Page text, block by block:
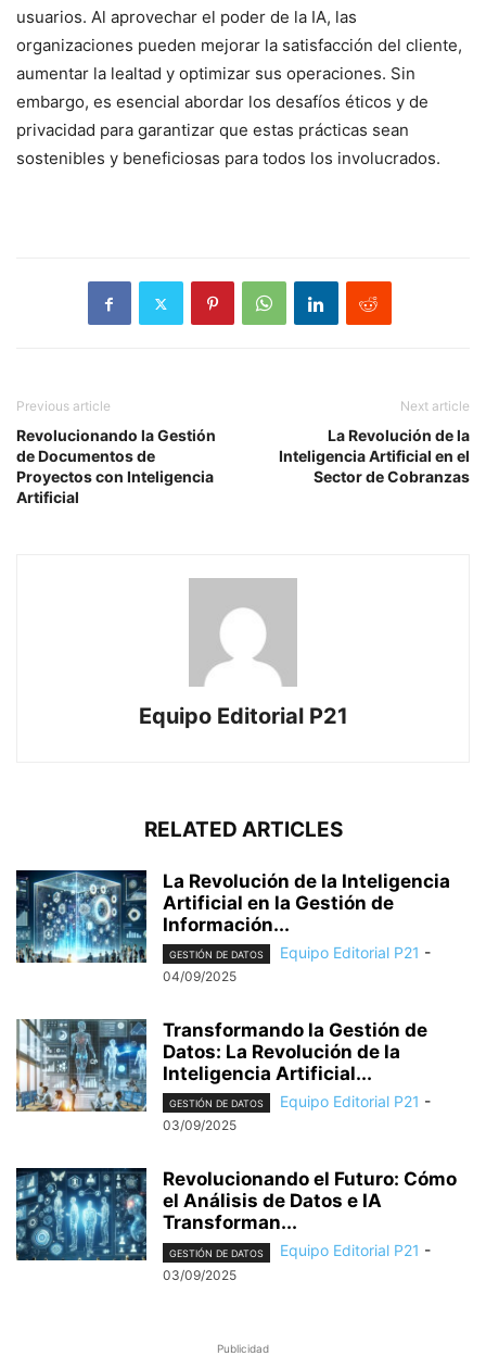
usuarios. Al aprovechar el poder de la IA, las
organizaciones pueden mejorar la satisfacción del cliente,
aumentar la lealtad y optimizar sus operaciones. Sin
embargo, es esencial abordar los desafíos éticos y de
privacidad para garantizar que estas prácticas sean
sostenibles y beneficiosas para todos los involucrados.
Previous article
Revolucionando la Gestión
de Documentos de
Proyectos con Inteligencia
Artificial
Next article
La Revolución de la
Inteligencia Artificial en el
Sector de Cobranzas
Equipo Editorial P21
RELATED ARTICLES
La Revolución de la Inteligencia
Artificial en la Gestión de
Información...
GESTIÓN DE DATOS Equipo Editorial P21 -
04/09/2025
Transformando la Gestión de
Datos: La Revolución de la
Inteligencia Artificial...
GESTIÓN DE DATOS Equipo Editorial P21 -
03/09/2025
Revolucionando el Futuro: Cómo
el Análisis de Datos e IA
Transforman...
GESTIÓN DE DATOS Equipo Editorial P21 -
03/09/2025
Publicidad